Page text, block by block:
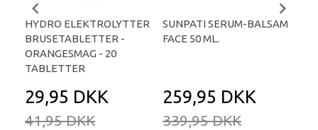
HYDRO ELEKTROLYTTER
BRUSETABLETTER -
ORANGESMAG - 20
TABLETTER
29,95 DKK
41,95 DKK
SUNPATI SERUM-BALSAM
FACE 50 ML.
259,95 DKK
339,95 DKK